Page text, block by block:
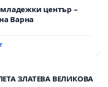
"Справедливост 21"
център –
Варна
ЗЛАТЕВА ВЕЛИКОВА